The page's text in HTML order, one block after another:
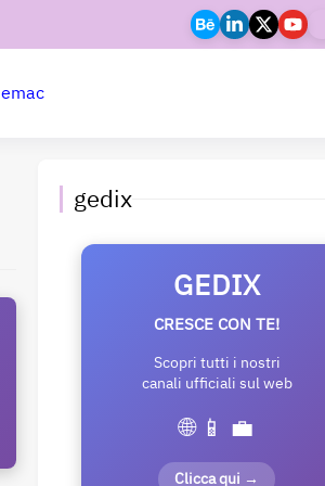
mac
gedix
GEDIX
CRESCE CON TE!
Scopri tutti i nostri
canali ufficiali sul web
🌐 📱 💼
Clicca qui →